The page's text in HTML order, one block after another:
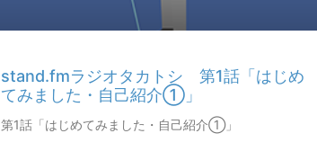
stand.fmラジオタカトシ 第1話「はじめ
てみました・自己紹介①」
第1話「はじめてみました・自己紹介①」